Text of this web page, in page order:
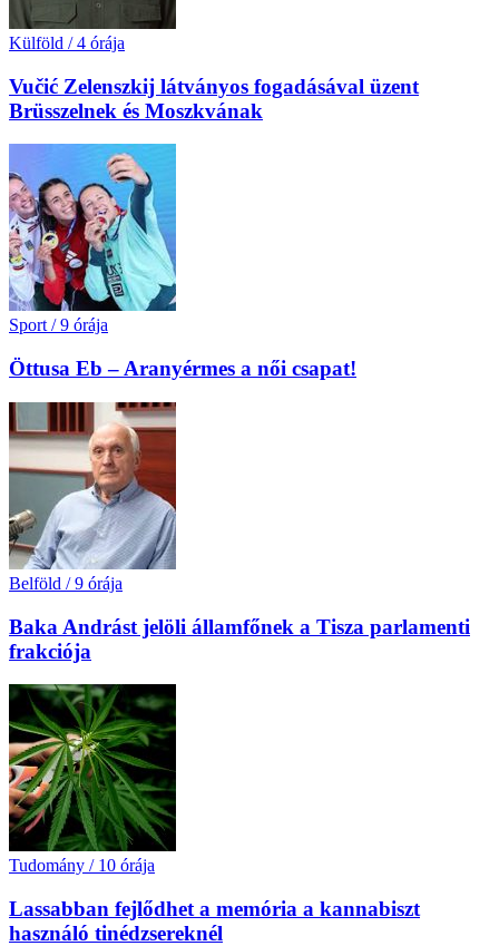
Külföld / 4 órája
Vučić Zelenszkij látványos fogadásával üzent
Brüsszelnek és Moszkvának
Sport / 9 órája
Öttusa Eb – Aranyérmes a női csapat!
Belföld / 9 órája
Baka Andrást jelöli államfőnek a Tisza parlamenti
frakciója
Tudomány / 10 órája
Lassabban fejlődhet a memória a kannabiszt
használó tinédzsereknél